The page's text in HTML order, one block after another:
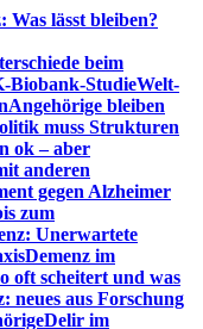
Was lässt bleiben?
beim
Biobank-StudieWelt-
Angehörige bleiben
muss Strukturen
ok – aber
anderen
gegen Alzheimer
zum
Unerwartete
Demenz im
oft scheitert und was
neues aus Forschung
Delir im